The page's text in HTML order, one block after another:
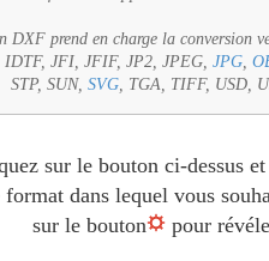
DXF prend en charge la conversion
JFI, JFIF, JP2, JPEG, JPG,
STP, SUN, SVG, TGA, TIFF, USD,
sur le bouton ci-dessus
dans lequel vous
sur le bouton
pour